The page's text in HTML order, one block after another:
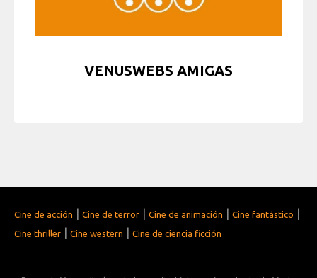
VENUSWEBS AMIGAS
Cine de acción Cine de terror Cine de animación Cine fantástico
Cine thriller Cine western Cine de ciencia ficción